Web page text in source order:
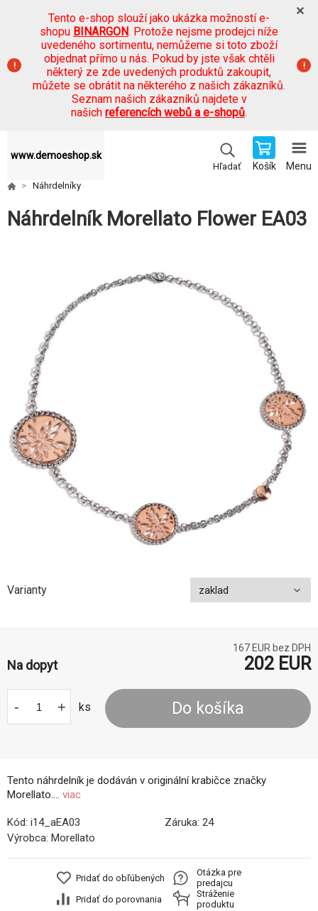
Tento e-shop slouží jako ukázka možností e-
shopu BINARGON. Protože nejsme prodejci níže
uvedeného sortimentu, nemůžeme si toto zboží
objednat přímo u nás. Pokud by jste však chtěli
některý ze zde uvedených produktů zakoupit,
můžete se obrátit na některého z našich zákazníků.
Seznam našich zákazníků najdete v
našich referencích webů a e-shopů.
www.demoeshop.sk
Hľadať Košík Menu
Náhrdelníky
Náhrdelník Morellato Flower EA03
Tento náhrdelník je dodáván v originální krabičce značky
Morellato.... viac
Varianty
167 EUR bez DPH
Na dopyt 202 EUR
- + ks Do košíka
Kód: i14_aEA03 Záruka: 24
Výrobca: Morellato
Pridať do obľúbených
Pridať do porovnania
Otázka pre
predajcu
Stráženie
produktu